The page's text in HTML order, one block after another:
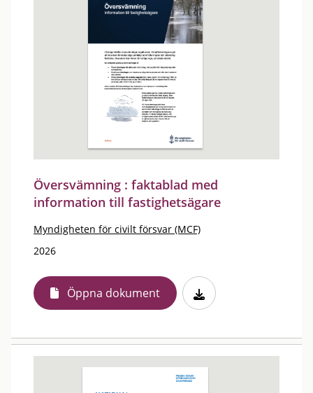
Översvämning : faktablad med
information till fastighetsägare
Myndigheten för civilt försvar (MCF)
2026
Öppna dokument